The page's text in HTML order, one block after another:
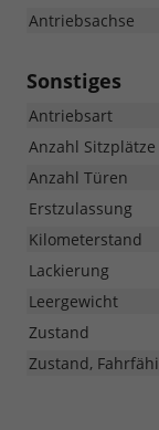
Antriebsachse
Sonstiges
Antriebsart
Anzahl Sitzplätze
Anzahl Türen
Erstzulassung
Kilometerstand
Lackierung
Leergewicht
Zustand
Zustand,